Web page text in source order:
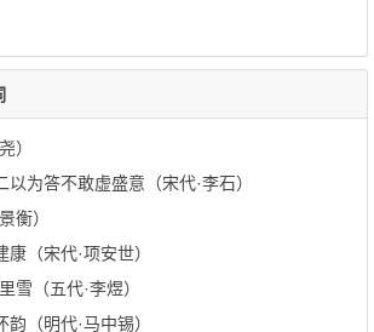
）
为答不敢虚盛意（宋代·李石）
衡）
（宋代·项安世）
雪（五代·李煜）
（明代·马中锡）